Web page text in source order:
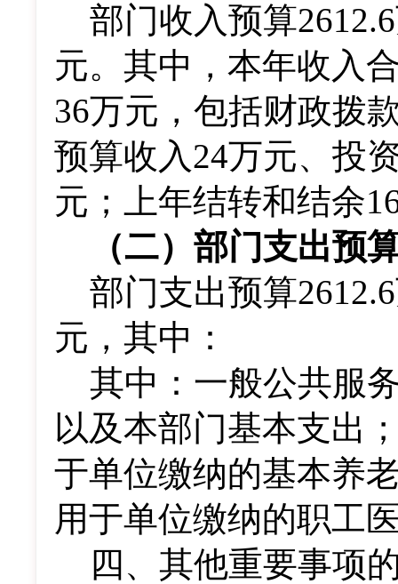
部门收入预算2612.6
元。其中，本年收入
36万元，包括财政拨
预算收入24万元、投
元；上年结转和结余
（二）部门支出预
部门支出预算2612.6
元，其中：
其中：一般公共服
以及本部门基本支出
于单位缴纳的基本养
用于单位缴纳的职工
四 、其他重要事项